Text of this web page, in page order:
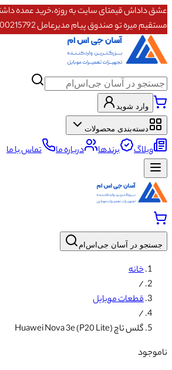
مستقیم میره تو صندوق پیام مدیرعامل 09100215792 (فقط پیام بده- تماس پاسخگو نیستم)
وارد شوید
دسته‌بندی محصولات
وبلاگ برندها درباره ما تماس با ما
جستجو در آسان جی‌اس‌ام
خانه
/
قطعات موبایل
/
گلس تاچ (Huawei Nova 3e (P20 Lite
ناموجود